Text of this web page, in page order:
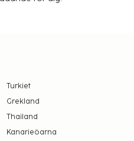
boendet –
oss om.
Turkiet
Grekland
Thailand
Kanarieöarna